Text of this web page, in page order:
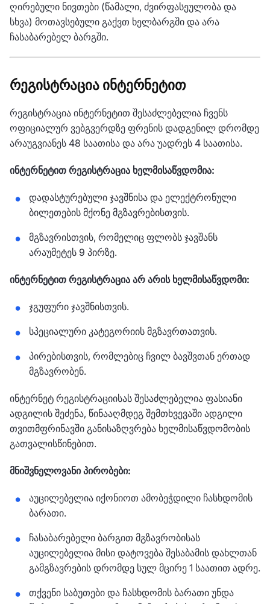
ღირებული ნივთები (წამალი, ძვირფასეულობა და
სხვა) მოთავსებული გაქვთ ხელბარგში და არა
ჩასაბარებელ ბარგში.
რეგისტრაცია ინტერნეტით
რეგისტრაცია ინტერნეტით შესაძლებელია ჩვენს
ოფიციალურ ვებგვერდზე ფრენის დადგენილ დრომდე
არაუგვიანეს 48 საათისა და არა უადრეს 4 საათისა.
ინტერნეტით რეგისტრაცია ხელმისაწვდომია:
დადასტურებული ჯავშნისა და ელექტრონული
ბილეთების მქონე მგზავრებისთვის.
მგზავრისთვის, რომელიც ფლობს ჯავშანს
არაუმეტეს 9 პირზე.
ინტერნეტით რეგისტრაცია არ არის ხელმისაწვდომი:
ჯგუფური ჯავშნისთვის.
სპეციალური კატეგორიის მგზავრთათვის.
პირებისთვის, რომლებიც ჩვილ ბავშვთან ერთად
მგზავრობენ.
ინტერნეტ რეგისტრაციისას შესაძლებელია ფასიანი
ადგილის შეძენა, წინააღმდეგ შემთხვევაში ადგილი
თვითმფრინავში განისაზღვრება ხელმისაწვდომობის
გათვალისწინებით.
მნიშვნელოვანი პირობები:
აუცილებელია იქონიოთ ამობეჭდილი ჩასხდომის
ბარათი.
ჩასაბარებელი ბარგით მგზავრობისას
აუცილებელია მისი დატოვება შესაბამის დახლთან
გამგზავრების დრომდე სულ მცირე 1 საათით ადრე.
თქვენი საბუთები და ჩასხდომის ბარათი უნდა